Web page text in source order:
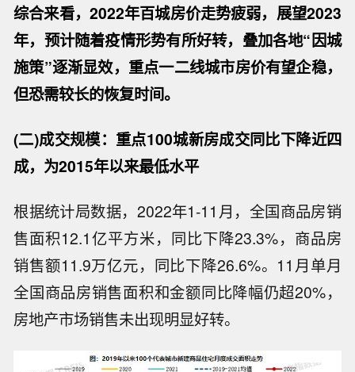
综合来看，2022年百城房价走势疲弱，展望2023
年，预计随着疫情形势有所好转，叠加各地“因城
施策”逐渐显效，重点一二线城市房价有望企稳，
但恐需较长的恢复时间。
(二)成交规模：重点100城新房成交同比下降近四
成，为2015年以来最低水平
根据统计局数据，2022年1-11月，全国商品房销
售面积12.1亿平方米，同比下降23.3%，商品房
销售额11.9万亿元，同比下降26.6%。11月单月
全国商品房销售面积和金额同比降幅仍超20%，
房地产市场销售未出现明显好转。